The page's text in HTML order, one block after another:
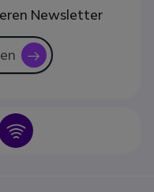
Newsletter
icon
Icon